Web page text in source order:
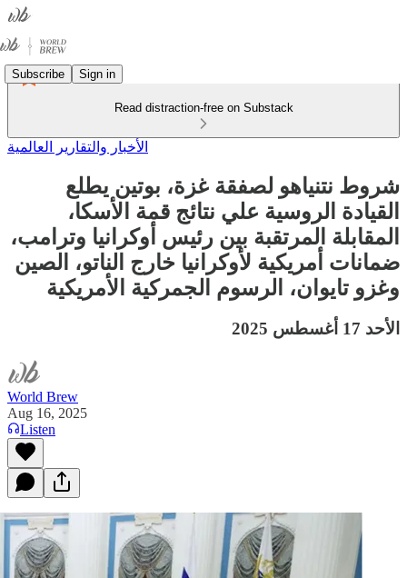
Subscribe Sign in
Read distraction-free on Substack
الأخبار والتقارير العالمية
شروط نتنياهو لصفقة غزة، بوتين يطلع
القيادة الروسية علي نتائج قمة الأسكا،
المقابلة المرتقبة بين رئيس أوكرانيا وترامب،
ضمانات أمريكية لأوكرانيا خارج الناتو، الصين
وغزو تايوان، الرسوم الجمركية الأمريكية
الأحد 17 أغسطس 2025
World Brew
Aug 16, 2025
Listen